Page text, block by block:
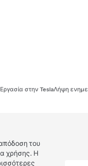
Εργασία στην TeslaΛήψη
του
χρήσης. Η